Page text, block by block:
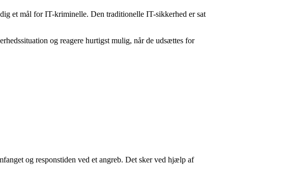
et mål for IT-kriminelle. Den traditionelle IT-sikkerhed er sat
og reagere hurtigst mulig, når de udsættes for
og responstiden ved et angreb. Det sker ved hjælp af